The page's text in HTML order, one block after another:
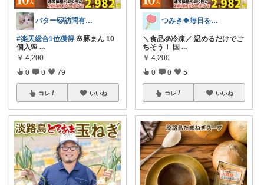
バター🐱訪問有難うございます💕
#楽天総合1位獲得🌸豚まん 10
個入🌸 ...
￥ 4,200
0 0 79
コレ いいね
つみき🍀毎日をご機嫌にする♡
＼食品🧊冷凍／ 温めるだけでご
ちそう！ 国 ...
￥ 4,200
0 0 5
コレ いいね